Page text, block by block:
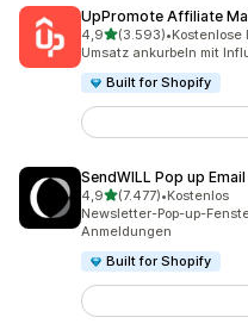
UpPromote Affiliate
4,9von 5 Sternen
(3.593)
3593 Rezensionen
•Kostenlose
Umsatz ankurbeln mit
Built for Shopify
SendWILL Pop up
4,9von 5 Sternen
(7.477)
7477 Rezensionen
•Kostenlos
Newsletter-Pop-up-
Anmeldungen
Built for Shopify